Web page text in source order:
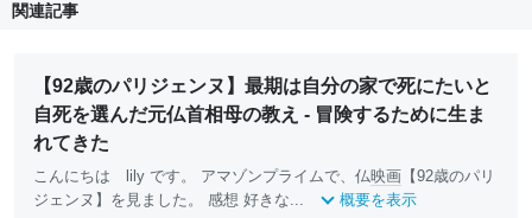
関連記事
【92歳のパリジェンヌ】最期は自分の家で死にたいと
自死を選んだ元仏首相母の教え - 冒険するために生ま
れてきた
こんにちは lily です。 アマゾンプライムで、仏映画 【92歳のパリ
ジェンヌ】を見ました。 感想 好きな...
概要を表示